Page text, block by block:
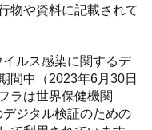
物や資料に記載されて
ルス感染に関するデ
間中（2023年6月30日
ラは世界保健機関
デジタル検証のための